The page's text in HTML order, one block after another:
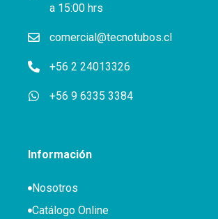
a 15:00 hrs
comercial@tecnotubos.cl
+56 2 24013326
+56 9 6335 3384
Información
Nosotros
Catálogo Online